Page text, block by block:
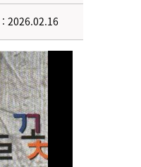
: 2026.02.16